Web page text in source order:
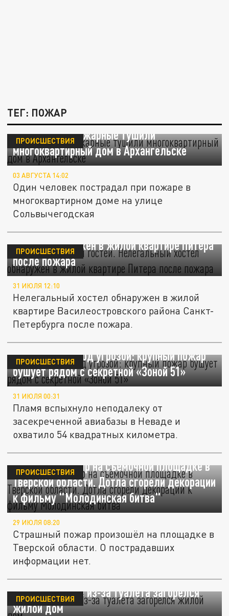
ТЕГ: ПОЖАР
Почти 2 часа пожарные тушили
многоквартирный дом в Архангельске
ПРОИСШЕСТВИЯ
03 АВГУСТА 14:02
Один человек пострадал при пожаре в
многоквартирном доме на улице
Сольвычегодская
Все удобства для "гостей". Нелегальный
хостел обнаружен в жилой квартире Питера
после пожара
ПРОИСШЕСТВИЯ
31 ИЮЛЯ 12:10
Нелегальный хостел обнаружен в жилой
квартире Василеостровского района Санкт-
Петербурга после пожара.
Обломки НЛО под угрозой: крупный пожар
бушует рядом с секретной «Зоной 51»
ПРОИСШЕСТВИЯ
31 ИЮЛЯ 00:31
Пламя вспыхнуло неподалеку от
засекреченной авиабазы в Неваде и
охватило 54 квадратных километра.
Страшный пожар на съёмочной площадке в
Тверской области. Дотла сгорели декорации
к фильму "Молодинская битва"
ПРОИСШЕСТВИЯ
29 ИЮЛЯ 08:20
Страшный пожар произошёл на площадке в
Тверской области. О пострадавших
информации нет.
В Архангельске из-за туалета загорелся
жилой дом
ПРОИСШЕСТВИЯ